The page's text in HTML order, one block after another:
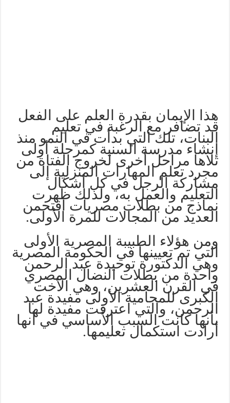
هذا الإيمان بقدرة العلم على الفعل
قد تضافر مع الرغبة في تعليم
البنات، تلك التي بدأت في النمو منذ
إنشاء مدرسة السنية كمرحلة أولى
تلاها مراحل أخرى لخروج الفتاة من
مجرد تعلم المهارات المنزلية إلى
مشاركة الرجل في كل أشكال
التعليم والعمل به، ولذلك ظهرت
نماذج من بطلات مصريات اقتحمن
العديد من المجالات للمرة الأولى.
ومن هؤلاء الطبيبة المصرية الأولى
التي تم تعيينها في الحكومة المصرية
وهي الدكتورة توحيدة عبد الرحمن
واحدة من بطلات النضال المصري
في القرن العشرين، وهي الأخت
الكبرى للمحامية الأولى مفيدة عبد
الرحمن، والتي اعترفت مفيدة لها
بأنها كانت السبب الأساسي في أنها
أرادت استكمال تعليمها.